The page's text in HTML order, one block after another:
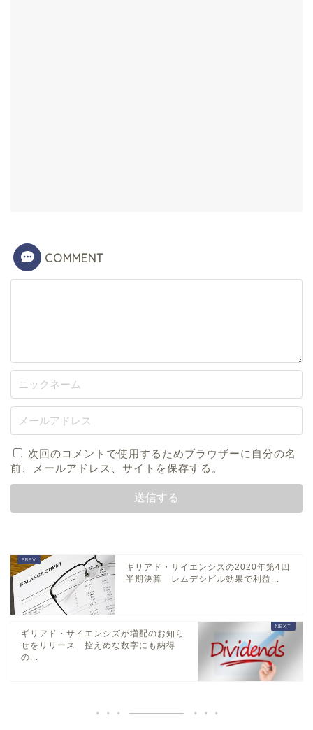
COMMENT
次回のコメントで使用するためブラウザーに自分の名
前、メールアドレス、サイトを保存する。
ギリアド・サイエンシズの2020年第4四
半期決算 レムデシビル効果で利益...
ギリアド・サイエンシズが増配のお知ら
せをリリース 控えめな数字にも納得
の...